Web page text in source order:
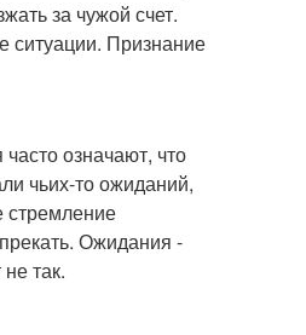
за чужой счет.
ситуации. Признание
означают, что
чьих-то ожиданий,
стремление
Ожидания -
так.